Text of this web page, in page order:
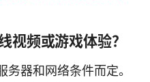
视频或游戏体验？
器和网络条件而定。